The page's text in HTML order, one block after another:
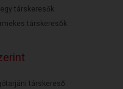
társkeresők
társkeresők
társkereső